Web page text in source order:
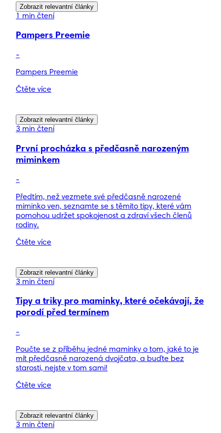
Zobrazit relevantní články
1 min čtení
Pampers Preemie
-
Pampers Preemie
Čtěte více
Zobrazit relevantní články
3 min čtení
První procházka s předčasně narozeným
miminkem
-
Předtím, než vezmete své předčasně narozené
miminko ven, seznamte se s těmito tipy, které vám
pomohou udržet spokojenost a zdraví všech členů
rodiny.
Čtěte více
Zobrazit relevantní články
3 min čtení
Tipy a triky pro maminky, které očekávají, že
porodí před termínem
-
Poučte se z příběhu jedné maminky o tom, jaké to je
mít předčasně narozená dvojčata, a buďte bez
starosti, nejste v tom sami!
Čtěte více
Zobrazit relevantní články
3 min čtení